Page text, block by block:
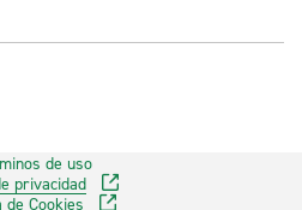
de uso
privacidad
de Cookies